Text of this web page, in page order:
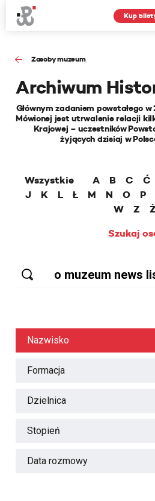
Kup
Zasoby muzeum
Archiwum
Głównym zadaniem powstałego
Mówionej jest utrwalenie relacji
Krajowej – uczestników
żyjących dzisiaj w
Wszystkie A B C Ć
J
K L Ł M N O P
W
Z
Ż
Szukaj
Nazwisko
Formacja
Dzielnica
Stopień
Data rozmowy